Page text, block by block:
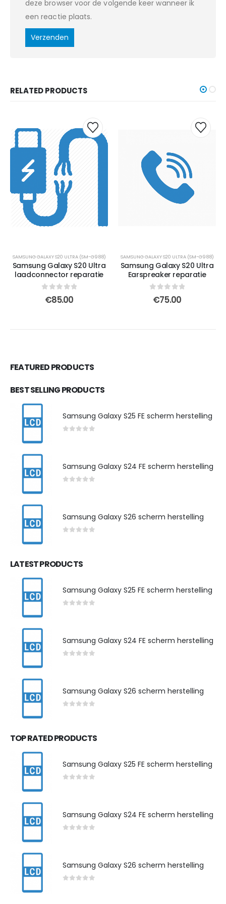
deze browser voor de volgende keer wanneer ik
een reactie plaats.
RELATED PRODUCTS
SAMSUNG GALAXY S20 ULTRA (SM-G988)
Samsung Galaxy S20 Ultra
laadconnector reparatie
out of 5
€85.00
SAMSUNG GALAXY S20 ULTRA (SM-G988)
Samsung Galaxy S20 Ultra
Earspreaker reparatie
out of 5
€75.00
FEATURED PRODUCTS
BEST SELLING PRODUCTS
Samsung Galaxy S25 FE scherm herstelling
Samsung Galaxy S24 FE scherm herstelling
Samsung Galaxy S26 scherm herstelling
LATEST PRODUCTS
Samsung Galaxy S25 FE scherm herstelling
Samsung Galaxy S24 FE scherm herstelling
Samsung Galaxy S26 scherm herstelling
TOP RATED PRODUCTS
Samsung Galaxy S25 FE scherm herstelling
Samsung Galaxy S24 FE scherm herstelling
Samsung Galaxy S26 scherm herstelling